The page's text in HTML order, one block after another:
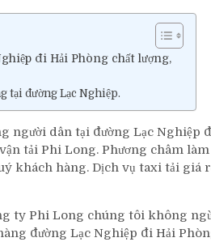
đi Hải Phòng chất lượng,
tại đường Lạc Nghiệp.
người dân tại đường Lạc Nghiệp
tải Phi Long. Phương châm
khách hàng. Dịch vụ taxi tải giá
ty Phi Long chúng tôi không
đường Lạc Nghiệp đi Hải